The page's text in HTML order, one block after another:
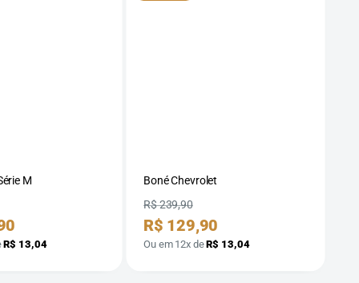
M
R$ 13,04
Boné Chevrolet
Preço
por
R$ 129,90
Preço
R$ 239,90
Ou em 12x deR$ 13,04